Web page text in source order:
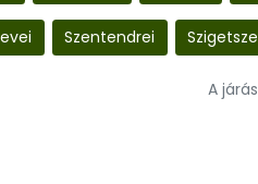
Szentendrei
A